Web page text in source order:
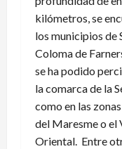
kilómetros, se
los municipios de
Coloma de
se ha podido
la comarca de la
como en las
del Maresme o el
Oriental. Entre